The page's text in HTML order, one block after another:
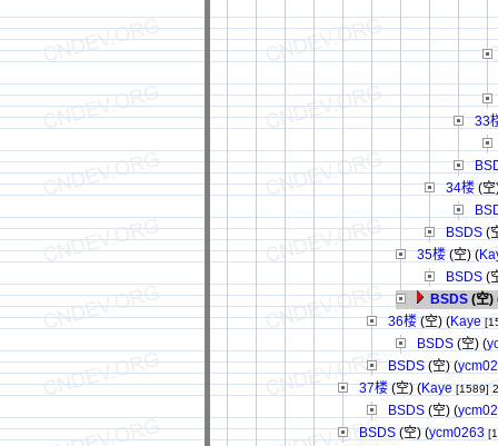
33
34楼(空
BSDS(
35楼(空) (
BSDS (
BSDS (空)
36楼(空) (Kaye
BSDS (空) (
BSDS(空) (
37楼(空) (Kaye [1589]
BSDS (空) (
BSDS(空) (ycm0263